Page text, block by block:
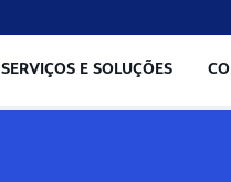
SERVIÇOS E SOLUÇÕES